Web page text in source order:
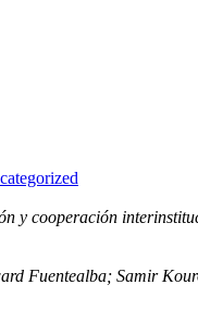
y cooperación
Fuentealba; Samir